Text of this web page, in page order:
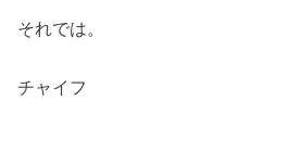
それでは。
チャイフ